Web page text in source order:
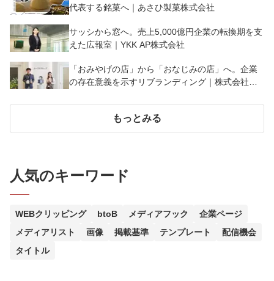
代表する銘菓へ｜あさひ製菓株式会社
サッシから窓へ。売上5,000億円企業の転換期を支
えた広報室｜YKK AP株式会社
「おみやげの店」から「おなじみの店」へ。企業
の存在意義を示すリブランディング｜株式会社よ
もっとみる
人気のキーワード
WEBクリッピング btoB メディアフック
企業ページ
メディアリスト
画像 掲載基準 テンプレート
配信機会
タイトル